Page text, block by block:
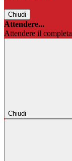
Chiudi
Attendere...
Attendere il
Chiudi